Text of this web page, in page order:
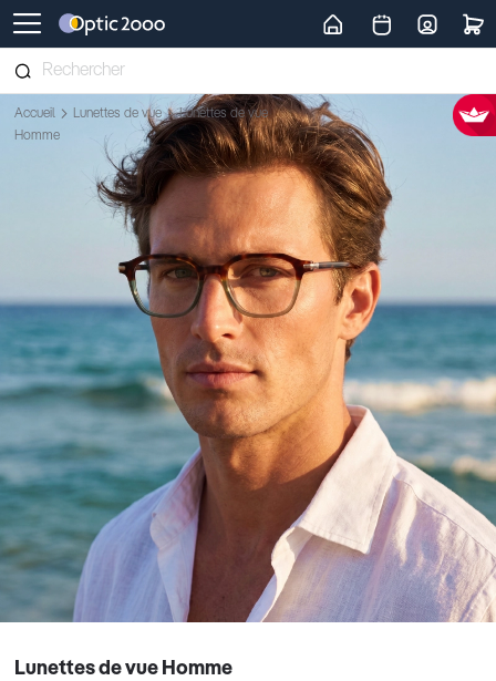
Retour vers la page d'accueil
Accueil Lunettes de vue
Lunettes de vue
Homme
Lunettes de vue Homme